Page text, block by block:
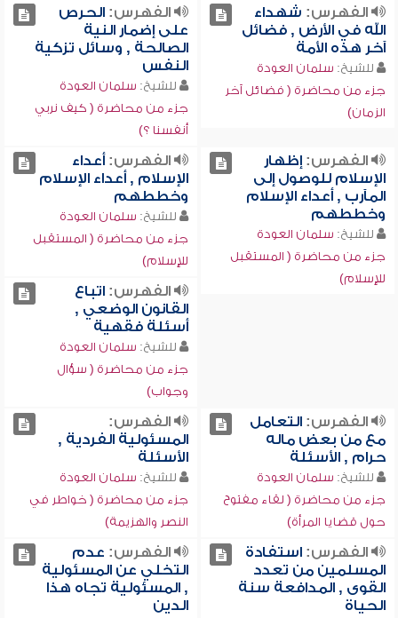
الفهرس: شهداء
الله في الأرض , فضائل
آخر هذه الأمة
للشيخ: سلمان العودة
جزء من محاضرة ( فضائل آخر
الزمان)
الفهرس:الحرص
على إضمار النية
الصالحة , وسائل تزكية
النفس
للشيخ: سلمان العودة
جزء من محاضرة ( كيف نربي
أنفسنا ؟)
الفهرس:إظهار
الإسلام للوصول إلى
المآرب , أعداء الإسلام
وخططهم
للشيخ: سلمان العودة
جزء من محاضرة ( المستقبل
للإسلام)
الفهرس:أعداء
الإسلام , أعداء الإسلام
وخططهم
للشيخ: سلمان العودة
جزء من محاضرة ( المستقبل
للإسلام)
الفهرس:اتباع
القانون الوضعي ,
أسئلة فقهية
للشيخ: سلمان العودة
جزء من محاضرة ( سؤال
وجواب)
الفهرس:التعامل
مع من بعض ماله
حرام , الأسئلة
للشيخ: سلمان العودة
جزء من محاضرة ( لقاء مفتوح
حول قضايا المرأة)
الفهرس:
المسئولية الفردية ,
الأسئلة
للشيخ: سلمان العودة
جزء من محاضرة ( خواطر في
النصر والهزيمة)
الفهرس:استفادة
المسلمين من تعدد
القوى , المدافعة سنة
الحياة
الفهرس: عدم
التخلي عن المسئولية
, المسئولية تجاه هذا
الدين